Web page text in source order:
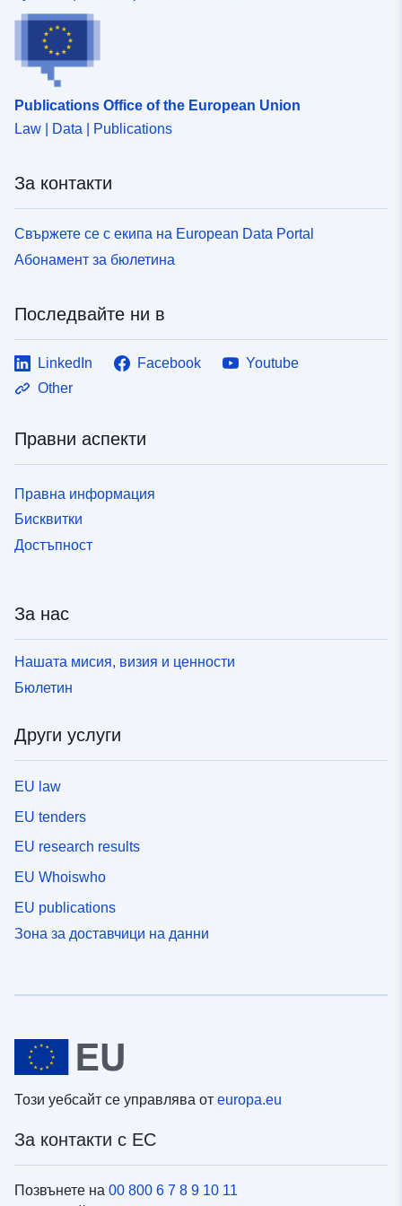
Publications Office of the European Union
Law | Data | Publications
За контакти
Свържете се с екипа на European Data Portal
Абонамент за бюлетина
Последвайте ни в
LinkedIn Facebook
Youtube
Other
Правни аспекти
Правна информация
Бисквитки
Достъпност
За нас
Нашата мисия, визия и ценности
Бюлетин
Други услуги
EU law
EU tenders
EU research results
EU Whoiswho
EU publications
Зона за доставчици на данни
Този уебсайт се управлява от europa.eu
За контакти с ЕС
Позвънете на 00 800 6 7 8 9 10 11